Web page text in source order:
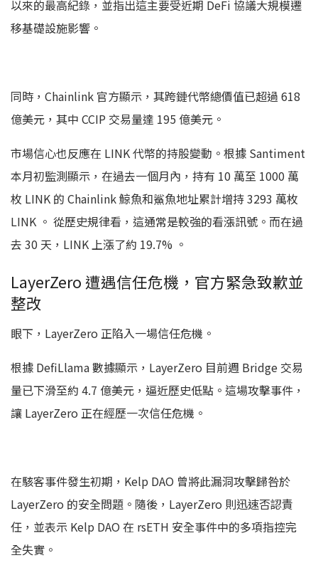
以來的最高紀錄，並指出這主要受近期 DeFi 協議大規模遷
移基礎設施影響。
同時，Chainlink 官方顯示，其跨鏈代幣總價值已超過 618
億美元，其中 CCIP 交易量達 195 億美元。
市場信心也反應在 LINK 代幣的持股變動。根據 Santiment
本月初監測顯示，在過去一個月內，持有 10 萬至 1000 萬
枚 LINK 的 Chainlink 鯨魚和鯊魚地址累計增持 3293 萬枚
LINK 。 從歷史規律看，這通常是較強的看漲訊號。而在過
去 30 天，LINK 上漲了約 19.7% 。
LayerZero 遭遇信任危機，官方緊急致歉並
整改
眼下，LayerZero 正陷入一場信任危機。
根據 DefiLlama 數據顯示，LayerZero 目前週 Bridge 交易
量已下滑至約 4.7 億美元，逼近歷史低點。這場攻擊事件，
讓 LayerZero 正在經歷一次信任危機。
在駭客事件發生初期，Kelp DAO 曾將此漏洞攻擊歸咎於
LayerZero 的安全問題。隨後，LayerZero 則迅速否認責
任，並表示 Kelp DAO 在 rsETH 安全事件中的多項指控完
全失實。